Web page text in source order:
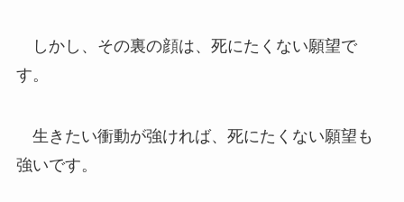
しかし、その裏の顔は、死にたくない願望で
す。
生きたい衝動が強ければ、死にたくない願望も
強いです。